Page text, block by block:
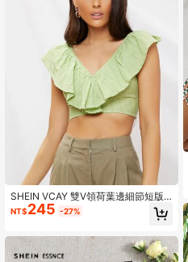
SHEIN VCAY 雙V領荷葉邊細節短版
上衣
NT$245 -27%